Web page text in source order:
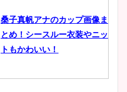
豊島実季アナのカップ画像ま
とめ！美脚や水着姿に年齢も
桑子真帆アナのカップ画像ま
とめ！シースルー衣装やニッ
トもかわいい！